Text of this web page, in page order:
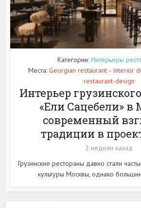
Категории: Интерьеры
Места: Georgian restaurant • interior
restaurant-design
Интерьер
«Ели Сацебели» в
современный
традиции в
2 недели назад
Грузинские рестораны давно стали
культуры Москвы, однако